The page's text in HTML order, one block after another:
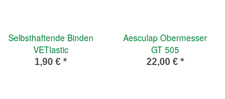
Selbsthaftende Binden
VETlastic
1,90 € *
Aesculap Obermesser
GT 505
22,00 € *